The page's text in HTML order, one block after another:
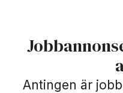
Antingen är